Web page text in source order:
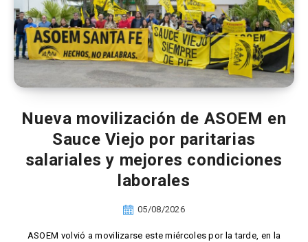
Nueva movilización de ASOEM en
Sauce Viejo por paritarias
salariales y mejores condiciones
laborales
05/08/2026
ASOEM volvió a movilizarse este miércoles por la tarde, en la